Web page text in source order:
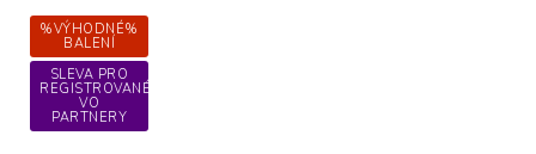
%VÝHODNÉ%
BALENÍ
SLEVA PRO
REGISTROVANÉ
VO
PARTNERY